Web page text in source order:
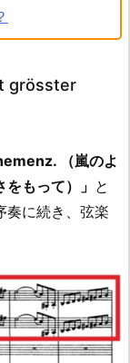
grösster
（嵐のよ
もって）」 と
奏に続き、弦楽